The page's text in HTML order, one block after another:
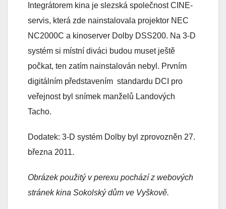
Integrátorem kina je slezská společnost CINE-
servis, která zde nainstalovala projektor NEC
NC2000C a kinoserver Dolby DSS200. Na 3-D
systém si místní diváci budou muset ještě
počkat, ten zatím nainstalován nebyl. Prvním
digitálním představením standardu DCI pro
veřejnost byl snímek manželů Landových
Tacho.
Dodatek: 3-D systém Dolby byl zprovozněn 27.
března 2011.
Obrázek použitý v perexu pochází z webových
stránek kina Sokolský dům ve Vyškově.